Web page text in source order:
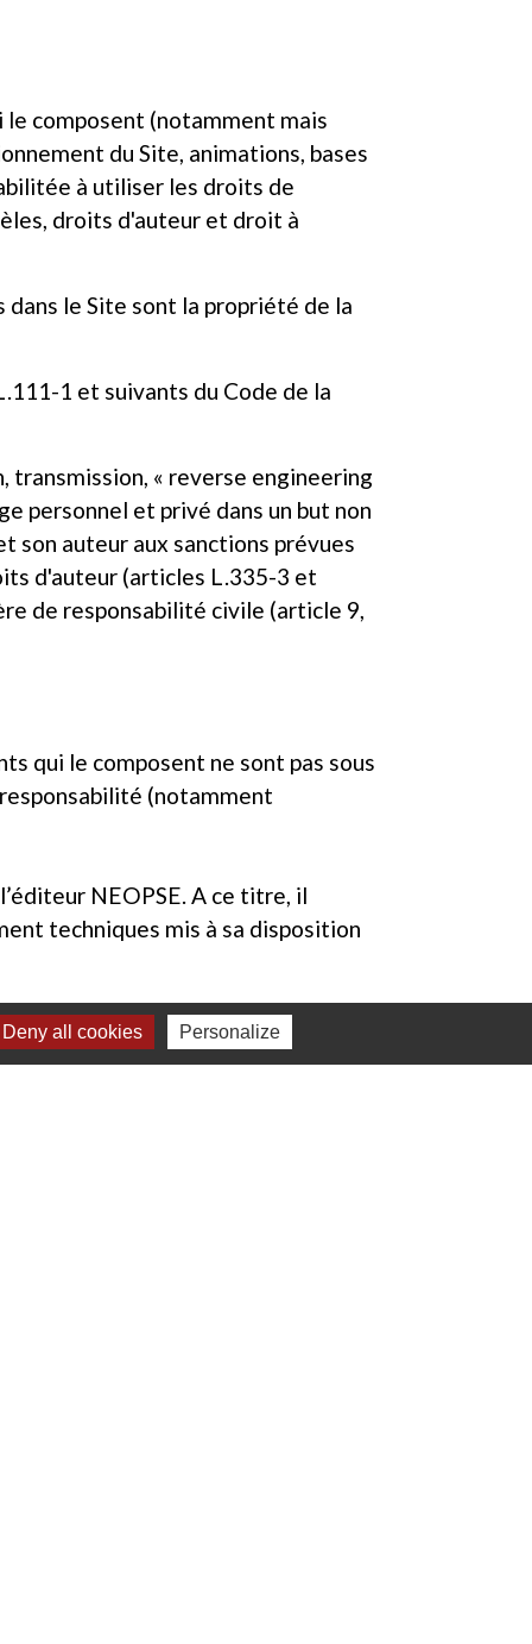
le composent (notamment mais
du Site, animations, bases
à utiliser les droits de
droits d'auteur et droit à
le Site sont la propriété de la
1 et suivants du Code de la
« reverse engineering
personnel et privé dans un but non
auteur aux sanctions prévues
d'auteur (articles L.335-3 et
de responsabilité civile (article 9,
qui le composent ne sont pas sous
(notamment
NEOPSE. A ce titre, il
techniques mis à sa disposition
Deny all cookies Personalize